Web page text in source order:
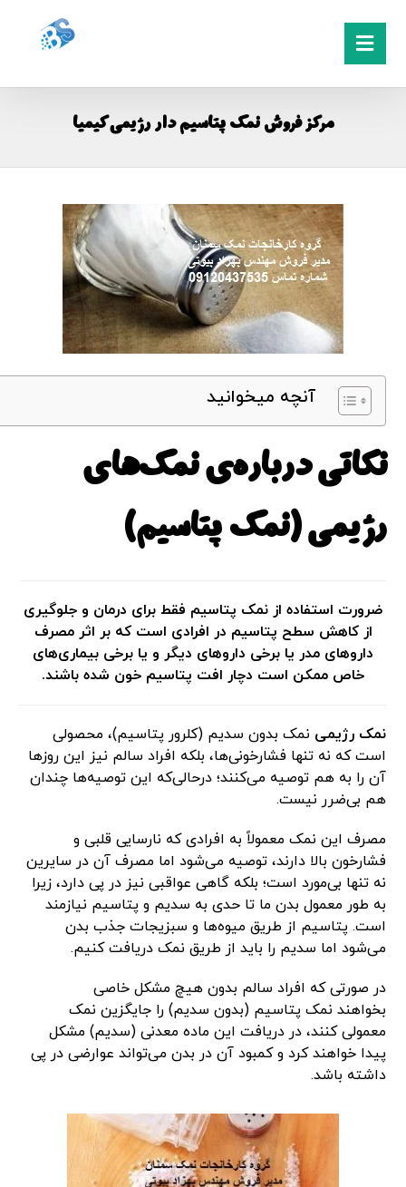
مرکز فروش نمک پتاسیم دار رژیمی کیمیا
آنچه میخوانید
نکاتی درباره‌ی نمک‌های
رژیمی (نمک پتاسیم)
ضرورت استفاده از نمک پتاسیم فقط برای درمان و جلوگیری
از کاهش سطح پتاسیم در افرادی است که بر اثر مصرف
داروهای مدر یا برخی داروهای دیگر و یا برخی بیماری‌های
خاص ممکن است دچار افت پتاسیم خون شده باشند.
نمک رژیمی نمک بدون سدیم (کلرور پتاسیم)، محصولی
است که نه تنها فشارخونی‌ها، بلکه افراد سالم نیز این روزها
آن را به هم توصیه می‌کنند؛ درحالی‌که این توصیه‌ها چندان
هم بی‌ضرر نیست.
مصرف این نمک معمولاً به افرادی که نارسایی قلبی و
فشارخون بالا دارند، توصیه می‌شود اما مصرف آن در سایرین
نه تنها بی‌مورد است؛ بلکه گاهی عواقبی نیز در پی دارد، زیرا
به طور معمول بدن ما تا حدی به سدیم و پتاسیم نیازمند
است. پتاسیم از طریق میوه‌ها و سبزیجات جذب بدن
می‌شود اما سدیم را باید از طریق نمک دریافت کنیم.
در صورتی که افراد سالم بدون هیچ مشکل خاصی
بخواهند نمک پتاسیم (بدون سدیم) را جایگزین نمک
معمولی کنند، در دریافت این ماده معدنی (سدیم) مشکل
پیدا خواهند کرد و کمبود آن در بدن می‌تواند عوارضی در پی
داشته باشد.